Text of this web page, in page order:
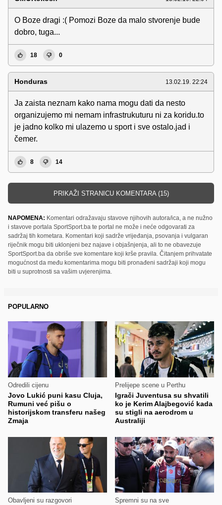
O Boze dragi :( Pomozi Boze da malo stvorenje bude
dobro, tuga...
18 0
Honduras 13.02.19. 22:24
Ja zaista neznam kako nama mogu dati da nesto
organizujemo mi nemam infrastrukuturu ni za koridu.to
je jadno kolko mi ulazemo u sport i sve ostalo.jad i
čemer.
8 14
PRIKAŽI STRANICU KOMENTARA (15)
NAPOMENA: Komentari odražavaju stavove njihovih autora/ica, a ne nužno
i stavove portala SportSport.ba te portal ne može i neće odgovarati za
sadržaj tih kometara. Komentari koji sadrže vrijeđanja, psovanja i vulgaran
riječnik mogu biti uklonjeni bez najave i objašnjenja, ali to ne obavezuje
SportSport.ba da obriše sve komentare koji krše pravila. Čitanjem prihvatate
mogućnost da među komentarima mogu biti pronađeni sadržaji koji mogu
biti u suprotnosti sa vašim uvjerenjima.
POPULARNO
Odredili cijenu
Jovo Lukić puni kasu Cluja,
Rumuni već pišu o
historijskom transferu našeg
Zmaja
Prelijepe scene u Perthu
Igrači Juventusa su shvatili
ko je Kerim Alajbegović kada
su stigli na aerodrom u
Australiji
Obavljeni su razgovori Spremni su na sve